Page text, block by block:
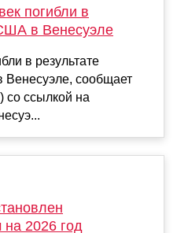
погибли в
в Венесуэле
в результате
сообщает
со ссылкой на
2026 год